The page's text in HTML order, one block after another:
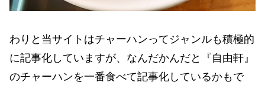
わりと当サイトはチャーハンってジャンルも積極的
に記事化していますが、なんだかんだと『自由軒』
のチャーハンを一番食べて記事化しているかもで